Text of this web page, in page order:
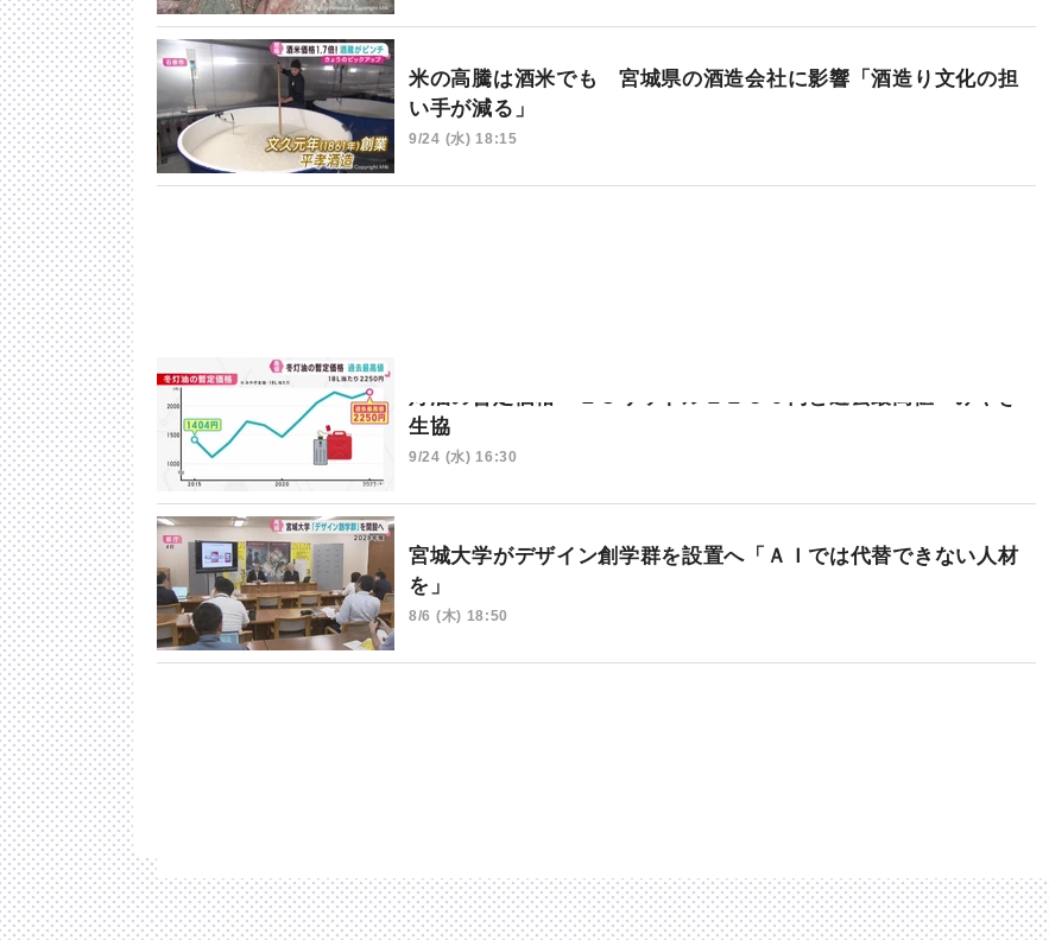
米の高騰は酒米でも 宮城県の酒造会社に影響「酒造り文化の担
い手が減る」
9/24 (水) 18:15
灯油の暫定価格 １８リットル２２５０円と過去最高値 みやぎ
生協
9/24 (水) 16:30
宮城大学がデザイン創学群を設置へ「ＡＩでは代替できない人材
を」
8/6 (木) 18:50